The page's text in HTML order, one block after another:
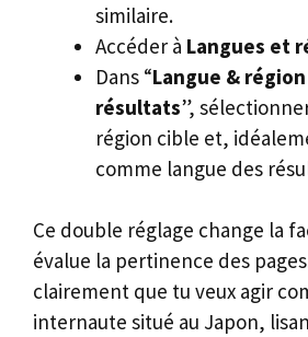
similaire.
Accéder à Langues et
Dans “Langue &
résultats”,
région cible et,
comme langue des
Ce double réglage change la
évalue la pertinence des
clairement que tu veux agir
internaute situé au Japon,